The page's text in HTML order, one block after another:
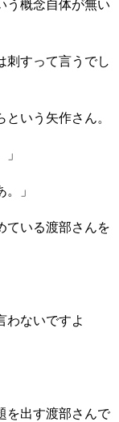
う概念自体が無い
刺すって言うでし
いう矢作さん。
」
ている渡部さんを
わないですよ
を出す渡部さんで